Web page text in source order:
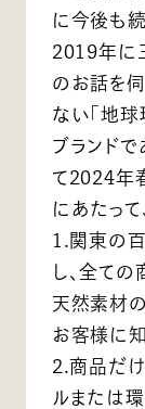
に今後も
2019年に
のお話を
ない「地
ブランドで
て2024年
にあたって
1.関東の
し、全て
天然素材
お客様に知
2.商品だけ
ルまたは